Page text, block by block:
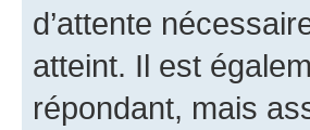
d’attente
atteint. Il est
répondant, mais